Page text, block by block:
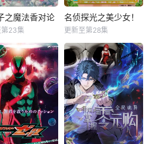
之魔法香对论
23集
名侦探光之美少女！
更新至第28集